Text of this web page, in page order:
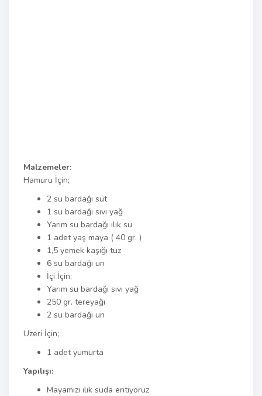
Malzemeler:
Hamuru İçin;
2 su bardağı süt
1 su bardağı sıvı yağ
Yarım su bardağı ılık su
1 adet yaş maya ( 40 gr. )
1,5 yemek kaşığı tuz
6 su bardağı un
İçi İçin;
Yarım su bardağı sıvı yağ
250 gr. tereyağı
2 su bardağı un
Üzeri İçin;
1 adet yumurta
Yapılışı:
Mayamızı ılık suda eritiyoruz.